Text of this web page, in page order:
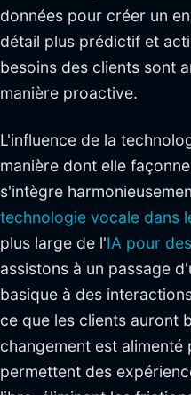
données pour créer un
détail plus prédictif et
besoins des clients sont
manière proactive.
L'influence de la
manière dont elle
s'intègre
technologie vocale dans
plus large de l'IA pour
assistons à un passage
basique à des
ce que les clients auront
changement est
permettent des